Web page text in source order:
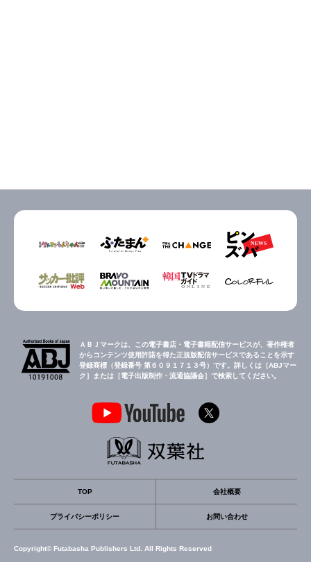
ＡＢＪマークは、この電子書店・電子書籍配信サービスが、著作権者
からコンテンツ使用許諾を得た正規版配信サービスであることを示す
登録商標（登録番号 第６０９１７１３号）です。詳しくは［ABJマー
ク］または［電子出版制作・流通協議会］で検索してください。
TOP 会社概要
プライバシーポリシー お問い合わせ
Copyright© Futabasha Publishers Ltd. All Rights Reserved